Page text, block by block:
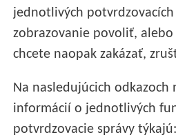
jednotlivých potvrdzovacích
zobrazovanie povoliť,
chcete naopak zakázať,
Na nasledujúcich odkazoch
informácií o jednotlivých
potvrdzovacie správy týkajú: